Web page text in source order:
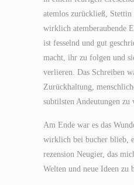
atemlos zurückließ,
wirklich atemberaubende
ist fesselnd und gut
macht, ihr zu folgen und
verlieren. Das Schreiben
Zurückhaltung,
subtilsten Andeutungen zu
Am Ende war es das
wirklich bei bucher blieb,
rezension Neugier, das
Welten und neue Ideen zu